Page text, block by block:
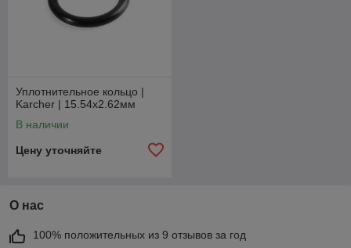
Уплотнительное кольцо |
Karcher | 15.54x2.62мм
В наличии
Цену уточняйте
О нас
100% положительных из 9 отзывов за год